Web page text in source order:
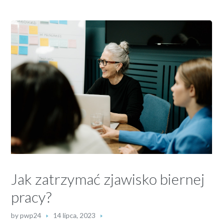
Jak zatrzymać zjawisko biernej
pracy?
bypwp24
14 lipca, 2023